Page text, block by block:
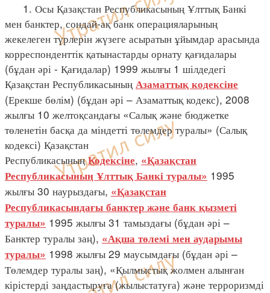
1. Осы Қазақстан Республикасының Ұлттық Банкі
мен банктер, сондай-ақ банк операцияларының
жекелеген түрлерін жүзеге асыратын ұйымдар арасында
корреспонденттік қатынастарды орнату қағидалары
(бұдан әрі - Қағидалар) 1999 жылғы 1 шілдедегі
Қазақстан Республикасының Азаматтық кодексіне
(Ерекше бөлім) (бұдан әрі – Азаматтық кодекс), 2008
жылғы 10 желтоқсандағы «Салық және бюджетке
төленетін басқа да міндетті төлемдер туралы» (Салық
кодексі) Қазақстан
РеспубликасыныңКодексіне, «Қазақстан
Республикасының Ұлттық Банкі туралы» 1995
жылғы 30 наурыздағы, «Қазақстан
Республикасындағы банктер және банк қызметі
туралы» 1995 жылғы 31 тамыздағы (бұдан әрі –
Банктер туралы заң), «Ақша төлемі мен аударымы
туралы» 1998 жылғы 29 маусымдағы (бұдан әрі –
Төлемдер туралы заң), «Қылмыстық жолмен алынған
кірістерді заңдастыруға (жылыстатуға) және терроризмді